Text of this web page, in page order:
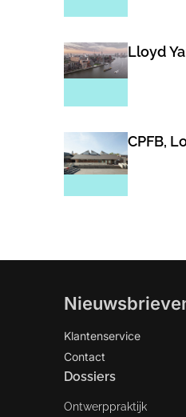
Lloyd
CPFB,
Klantenservice
Contact
Dossiers
Ontwerppraktijk